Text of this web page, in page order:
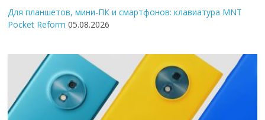
Для планшетов, мини-ПК и смартфонов: клавиатура MNT
Pocket Reform 05.08.2026